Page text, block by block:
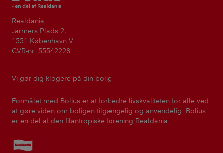
Realdania
Jarmers Plads 2,
1551 København V
CVR-nr. 55542228
Vi gør dig klogere på din bolig
Formålet med Bolius er at forbedre livskvaliteten for alle ved
at gøre viden om boligen tilgængelig og anvendelig. Bolius
er en del af den filantropiske forening Realdania.
Realdania